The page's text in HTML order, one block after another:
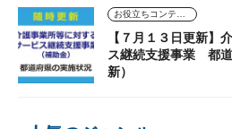
【７月１３日更新】
ス継続支援事業 都
新）